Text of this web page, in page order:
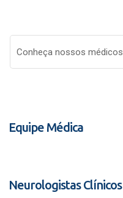
Conheça nossos médicos
Equipe Médica
Neurologistas Clínicos